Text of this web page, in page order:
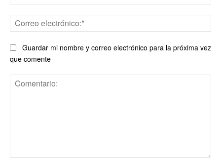
Guardar mi nombre y correo electrónico para la próxima vez
que comente